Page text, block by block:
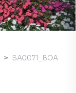
SA0071_BOA